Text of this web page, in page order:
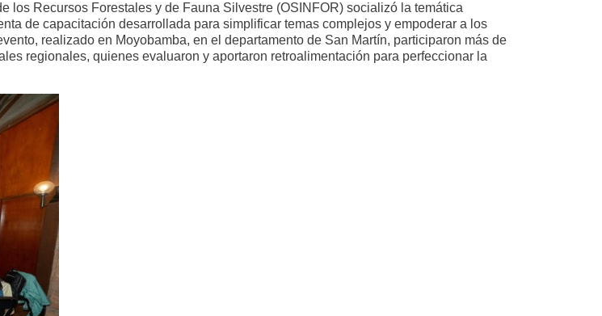
los Recursos Forestales y de Fauna Silvestre (OSINFOR) socializó la temática
de capacitación desarrollada para simplificar temas complejos y empoderar a los
realizado en Moyobamba, en el departamento de San Martín, participaron más de
regionales, quienes evaluaron y aportaron retroalimentación para perfeccionar la